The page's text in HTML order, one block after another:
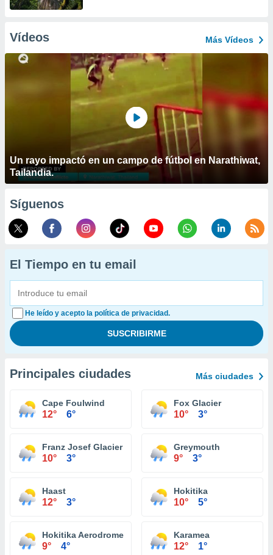
Vídeos Más Vídeos
Un rayo impactó en un campo de fútbol en Narathiwat,
Tailandia.
Síguenos
El Tiempo en tu email
He leído y acepto la política de privacidad.
Principales ciudades Más ciudades
Cape Foulwind
12° 6°
Fox Glacier
10° 3°
Franz Josef Glacier
10° 3°
Greymouth
9° 3°
Haast
12° 3°
Hokitika
10° 5°
Hokitika Aerodrome
9° 4°
Karamea
12° 1°